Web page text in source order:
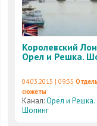
Королевский
Орел и Решка.
04.03.2015 | 09:35
сюжеты
Канал:Орел и Решка.
Шопинг